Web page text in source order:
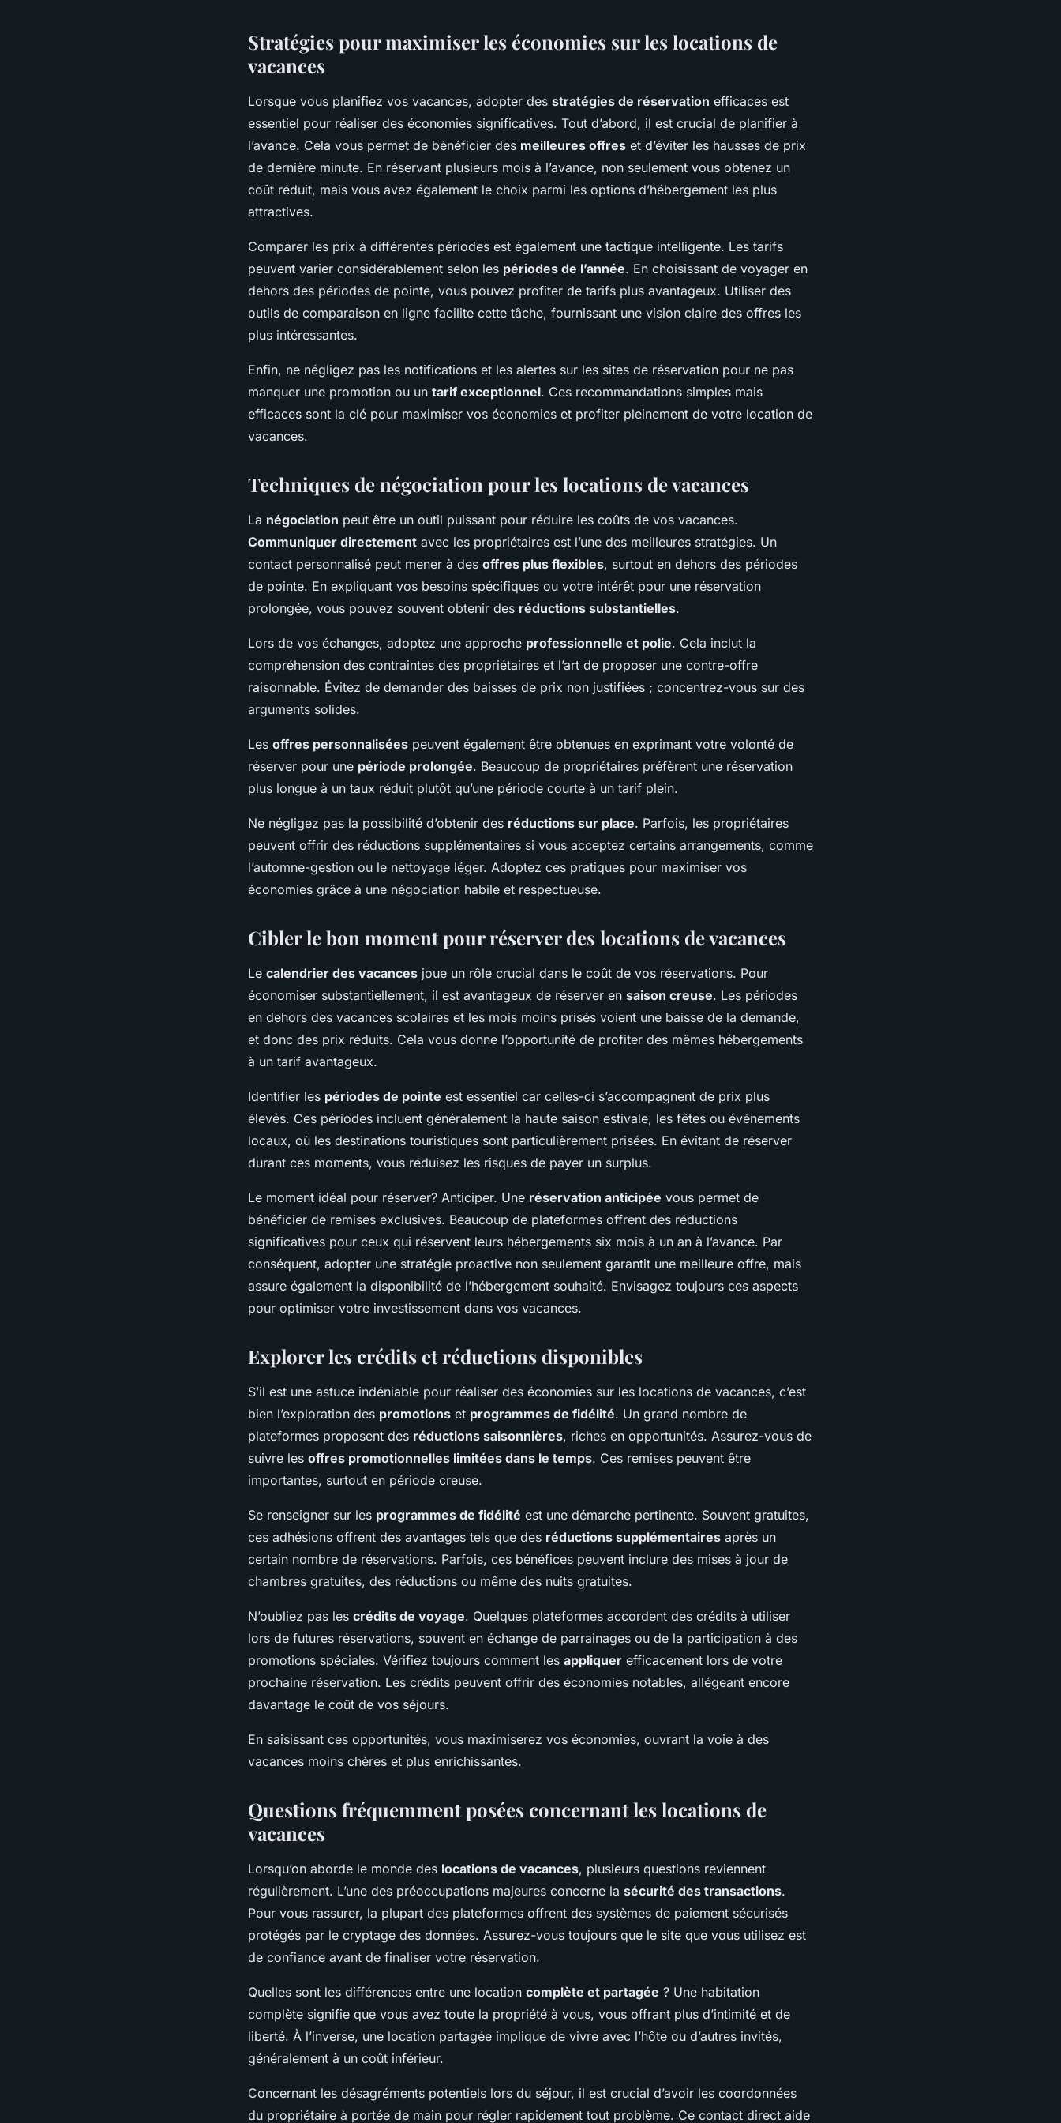
Stratégies pour maximiser les économies sur les locations de
vacances
Lorsque vous planifiez vos vacances, adopter des stratégies de réservation efficaces est
essentiel pour réaliser des économies significatives. Tout d’abord, il est crucial de planifier à
l’avance. Cela vous permet de bénéficier des meilleures offres et d’éviter les hausses de prix
de dernière minute. En réservant plusieurs mois à l’avance, non seulement vous obtenez un
coût réduit, mais vous avez également le choix parmi les options d’hébergement les plus
attractives.
Comparer les prix à différentes périodes est également une tactique intelligente. Les tarifs
peuvent varier considérablement selon les périodes de l’année. En choisissant de voyager en
dehors des périodes de pointe, vous pouvez profiter de tarifs plus avantageux. Utiliser des
outils de comparaison en ligne facilite cette tâche, fournissant une vision claire des offres les
plus intéressantes.
Enfin, ne négligez pas les notifications et les alertes sur les sites de réservation pour ne pas
manquer une promotion ou un tarif exceptionnel. Ces recommandations simples mais
efficaces sont la clé pour maximiser vos économies et profiter pleinement de votre location de
vacances.
Techniques de négociation pour les locations de vacances
La négociation peut être un outil puissant pour réduire les coûts de vos vacances.
Communiquer directement avec les propriétaires est l’une des meilleures stratégies. Un
contact personnalisé peut mener à des offres plus flexibles, surtout en dehors des périodes
de pointe. En expliquant vos besoins spécifiques ou votre intérêt pour une réservation
prolongée, vous pouvez souvent obtenir des réductions substantielles.
Lors de vos échanges, adoptez une approche professionnelle et polie. Cela inclut la
compréhension des contraintes des propriétaires et l’art de proposer une contre-offre
raisonnable. Évitez de demander des baisses de prix non justifiées ; concentrez-vous sur des
arguments solides.
Les offres personnalisées peuvent également être obtenues en exprimant votre volonté de
réserver pour une période prolongée. Beaucoup de propriétaires préfèrent une réservation
plus longue à un taux réduit plutôt qu’une période courte à un tarif plein.
Ne négligez pas la possibilité d’obtenir des réductions sur place. Parfois, les propriétaires
peuvent offrir des réductions supplémentaires si vous acceptez certains arrangements, comme
l’automne-gestion ou le nettoyage léger. Adoptez ces pratiques pour maximiser vos
économies grâce à une négociation habile et respectueuse.
Cibler le bon moment pour réserver des locations de vacances
Le calendrier des vacances joue un rôle crucial dans le coût de vos réservations. Pour
économiser substantiellement, il est avantageux de réserver en saison creuse. Les périodes
en dehors des vacances scolaires et les mois moins prisés voient une baisse de la demande,
et donc des prix réduits. Cela vous donne l’opportunité de profiter des mêmes hébergements
à un tarif avantageux.
Identifier les périodes de pointe est essentiel car celles-ci s’accompagnent de prix plus
élevés. Ces périodes incluent généralement la haute saison estivale, les fêtes ou événements
locaux, où les destinations touristiques sont particulièrement prisées. En évitant de réserver
durant ces moments, vous réduisez les risques de payer un surplus.
Le moment idéal pour réserver? Anticiper. Une réservation anticipée vous permet de
bénéficier de remises exclusives. Beaucoup de plateformes offrent des réductions
significatives pour ceux qui réservent leurs hébergements six mois à un an à l’avance. Par
conséquent, adopter une stratégie proactive non seulement garantit une meilleure offre, mais
assure également la disponibilité de l’hébergement souhaité. Envisagez toujours ces aspects
pour optimiser votre investissement dans vos vacances.
Explorer les crédits et réductions disponibles
S’il est une astuce indéniable pour réaliser des économies sur les locations de vacances, c’est
bien l’exploration des promotions et programmes de fidélité. Un grand nombre de
plateformes proposent des réductions saisonnières, riches en opportunités. Assurez-vous de
suivre les offres promotionnelles limitées dans le temps. Ces remises peuvent être
importantes, surtout en période creuse.
Se renseigner sur les programmes de fidélité est une démarche pertinente. Souvent gratuites,
ces adhésions offrent des avantages tels que des réductions supplémentaires après un
certain nombre de réservations. Parfois, ces bénéfices peuvent inclure des mises à jour de
chambres gratuites, des réductions ou même des nuits gratuites.
N’oubliez pas les crédits de voyage. Quelques plateformes accordent des crédits à utiliser
lors de futures réservations, souvent en échange de parrainages ou de la participation à des
promotions spéciales. Vérifiez toujours comment les appliquer efficacement lors de votre
prochaine réservation. Les crédits peuvent offrir des économies notables, allégeant encore
davantage le coût de vos séjours.
En saisissant ces opportunités, vous maximiserez vos économies, ouvrant la voie à des
vacances moins chères et plus enrichissantes.
Questions fréquemment posées concernant les locations de
vacances
Lorsqu’on aborde le monde des locations de vacances, plusieurs questions reviennent
régulièrement. L’une des préoccupations majeures concerne la sécurité des transactions.
Pour vous rassurer, la plupart des plateformes offrent des systèmes de paiement sécurisés
protégés par le cryptage des données. Assurez-vous toujours que le site que vous utilisez est
de confiance avant de finaliser votre réservation.
Quelles sont les différences entre une location complète et partagée ? Une habitation
complète signifie que vous avez toute la propriété à vous, vous offrant plus d’intimité et de
liberté. À l’inverse, une location partagée implique de vivre avec l’hôte ou d’autres invités,
généralement à un coût inférieur.
Concernant les désagréments potentiels lors du séjour, il est crucial d’avoir les coordonnées
du propriétaire à portée de main pour régler rapidement tout problème. Ce contact direct aide